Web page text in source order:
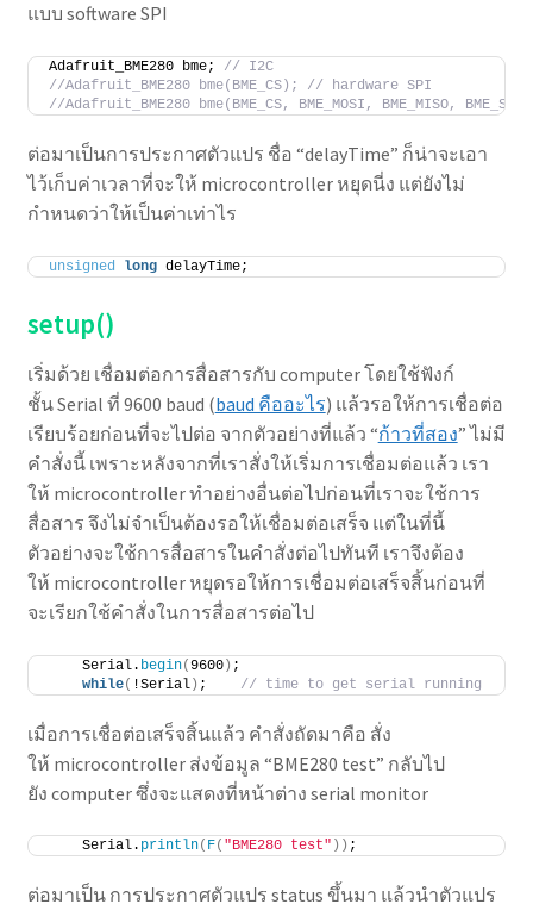
แบบ software SPI
Adafruit_BME280 bme; // I2C
//Adafruit_BME280 bme(BME_CS); // hardware SPI
//Adafruit_BME280 bme(BME_CS, BME_MOSI, BME_MISO,
ต่อมาเป็นการประกาศตัวแปร ชื่อ “delayTime” ก็น่าจะเอา
ไว้เก็บค่าเวลาที่จะให้ microcontroller หยุดนี่ง แต่ยังไม่
กำหนดว่าให้เป็นค่าเท่าไร
unsigned long delayTime;
setup()
เริ่มด้วย เชื่อมต่อการสื่อสารกับ computer โดยใช้ฟังก์
ชั้น Serial ที่ 9600 baud (baud คืออะไร) แล้วรอให้การเชื่อต่อ
เรียบร้อยก่อนที่จะไปต่อ จากตัวอย่างที่แล้ว “ก้าวที่สอง” ไม่มี
คำสั่งนี้ เพราะหลังจากที่เราสั่งให้เริ่มการเชื่อมต่อแล้ว เรา
ให้ microcontroller ทำอย่างอื่นต่อไปก่อนที่เราจะใช้การ
สื่อสาร จึงไม่จำเป็นต้องรอให้เชื่อมต่อเสร็จ แต่ในที่นี้
ตัวอย่างจะใช้การสื่อสารในคำสั่งต่อไปทันที เราจึงต้อง
ให้ microcontroller หยุดรอให้การเชื่อมต่อเสร็จสิ้นก่อนที่
จะเรียกใช้คำสั่งในการสื่อสารต่อไป
    Serial.
begin(9600) ;
while( !Serial) ; // time to get serial running
เมื่อการเชื่อต่อเสร็จสิ้นแล้ว คำสั่งถัดมาคือ สั่ง
ให้ microcontroller ส่งข้อมูล “BME280 test” กลับไป
ยัง computer ซึ่งจะแสดงที่หน้าต่าง serial monitor
    Serial.
println( F( "BME280 test" )) ;
ต่อมาเป็น การประกาศตัวแปร status ขึ้นมา แล้วนำตัวแปร